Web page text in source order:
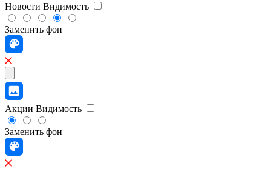
Новости Видимость
Заменить фон
Акции Видимость
Заменить фон